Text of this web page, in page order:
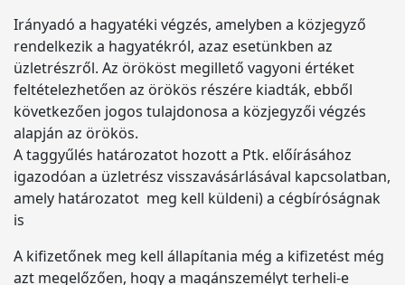
Irányadó a hagyatéki végzés, amelyben a közjegyző
rendelkezik a hagyatékról, azaz esetünkben az
üzletrészről. Az örököst megillető vagyoni értéket
feltételezhetően az örökös részére kiadták, ebből
következően jogos tulajdonosa a közjegyzői végzés
alapján az örökös.
A taggyűlés határozatot hozott a Ptk. előírásához
igazodóan a üzletrész visszavásárlásával kapcsolatban,
amely határozatot meg kell küldeni) a cégbíróságnak
is
A kifizetőnek meg kell állapítania még a kifizetést még
azt megelőzően, hogy a magánszemélyt terheli-e